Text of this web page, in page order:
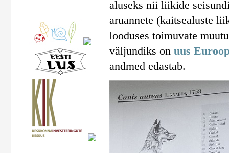
aluseks nii liikide
aruannete (kaitsealuste
looduses toimuvate
väljundiks on uus
andmed edastab.